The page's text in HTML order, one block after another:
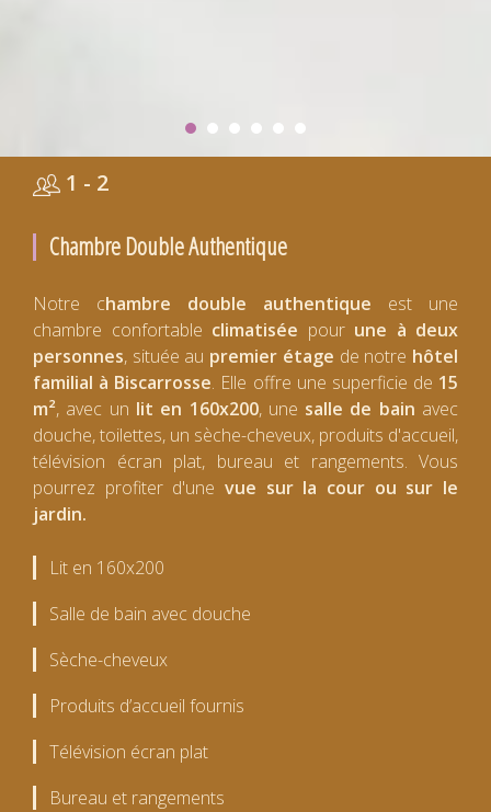
Chambre Double Authentique
1 - 2
Notre chambre double authentique est une
chambre confortable climatisée pour une à deux
personnes, située au premier étage de notre hôtel
familial à Biscarrosse. Elle offre une superficie de 15
m², avec un lit en 160x200, une salle de bain avec
douche, toilettes, un sèche-cheveux, produits d'accueil,
télévision écran plat, bureau et rangements. Vous
pourrez profiter d'une vue sur la cour ou sur le
jardin.
Lit en 160x200
Salle de bain avec douche
Sèche-cheveux
Produits d’accueil fournis
Télévision écran plat
Bureau et rangements